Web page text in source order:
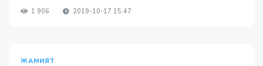
1 906 2019-10-17 15:47
ЖАМИЯТ